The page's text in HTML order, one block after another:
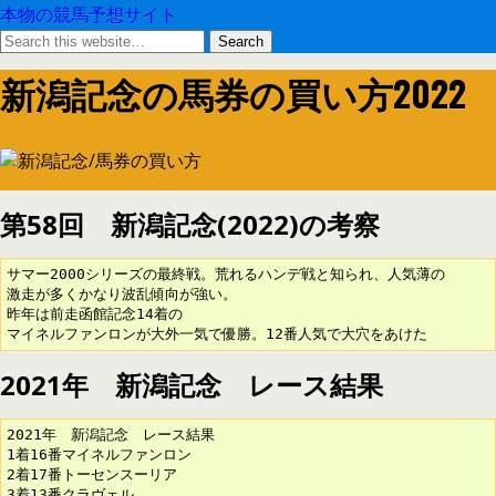
本物の競馬予想サイト
新潟記念の馬券の買い方2022
第58回 新潟記念(2022)の考察
サマー2000シリーズの最終戦。荒れるハンデ戦と知られ、人気薄の
激走が多くかなり波乱傾向が強い。
昨年は前走函館記念14着の
マイネルファンロンが大外一気で優勝。12番人気で大穴をあけた
2021年 新潟記念 レース結果
2021年　新潟記念　レース結果
1着16番マイネルファンロン
2着17番トーセンスーリア